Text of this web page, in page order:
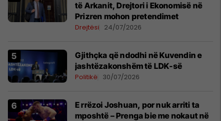
të Arkanit, Drejtori i Ekonomisë në
Prizren mohon pretendimet
Drejtësi 24/07/2026
Gjithçka që ndodhi në Kuvendin e
jashtëzakonshëm të LDK-së
Politikë 30/07/2026
E rrëzoi Joshuan, por nuk arriti ta
mposhtë – Prenga bie me nokaut në